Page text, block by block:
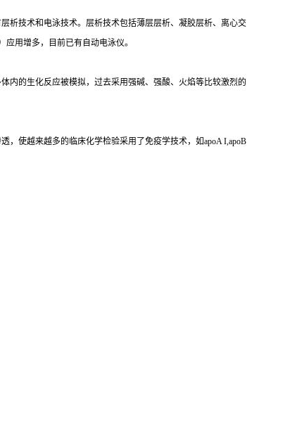
析技术和电泳技术。层析技术包括薄层层析、凝胶层析、离心交
用增多，目前已有自动电泳仪。
内的生化反应被模拟，过去采用强碱、强酸、火焰等比较激烈的
使越来越多的临床化学检验采用了免疫学技术，如apoA I,apoB